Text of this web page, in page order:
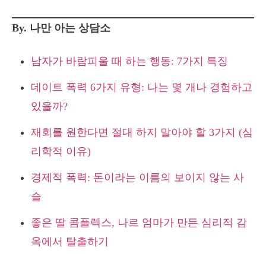
By. 나만 아는 상담소
남자가 바람피울 때 하는 행동: 7가지 특징
데이트 폭력 6가지 유형: 나는 몇 개나 경험하고
있을까?
재회를 원한다면 절대 하지 말아야 할 3가지 (심
리학적 이유)
경제적 폭력: 돈이라는 이름의 보이지 않는 사
슬
좋은 딸 콤플렉스, 나르 엄마가 만든 심리적 감
옥에서 탈출하기